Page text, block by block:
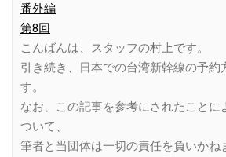
番外編
第8回
こんばんは、スタッフの村上です。
引き続き、日本での台湾新幹線の予約
す。
なお、この記事を参考にされたことに
ついて、
筆者と当団体は一切の責任を負いかね